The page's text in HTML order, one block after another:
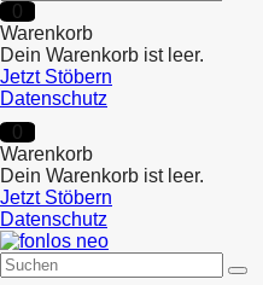
0
Warenkorb
Dein Warenkorb ist leer.
Jetzt Stöbern
Datenschutz
0
Warenkorb
Dein Warenkorb ist leer.
Jetzt Stöbern
Datenschutz